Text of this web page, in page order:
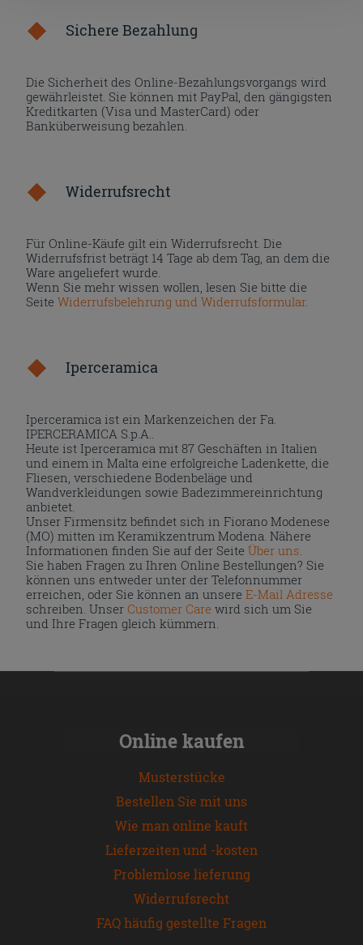
Sichere Bezahlung
Die Sicherheit des Online-Bezahlungsvorgangs wird
gewährleistet. Sie können mit PayPal, den gängigsten
Kreditkarten (Visa und MasterCard) oder
Banküberweisung bezahlen.
Widerrufsrecht
Für Online-Käufe gilt ein Widerrufsrecht. Die
Widerrufsfrist beträgt 14 Tage ab dem Tag, an dem die
Ware angeliefert wurde.
Wenn Sie mehr wissen wollen, lesen Sie bitte die
SeiteWiderrufsbelehrung und Widerrufsformular.
Iperceramica
Iperceramica ist ein Markenzeichen der Fa.
IPERCERAMICA S.p.A..
Heute ist Iperceramica mit 87 Geschäften in Italien
und einem in Malta eine erfolgreiche Ladenkette, die
Fliesen, verschiedene Bodenbeläge und
Wandverkleidungen sowie Badezimmereinrichtung
anbietet.
Unser Firmensitz befindet sich in Fiorano Modenese
(MO) mitten im Keramikzentrum Modena. Nähere
Informationen finden Sie auf der Seite Über uns
Sie haben Fragen zu Ihren Online Bestellungen? Sie
können uns entweder unter der Telefonnummer
erreichen, oder Sie können an unsereE-Mail Adresse
schreiben. UnserCustomer Care wird sich um Sie
und Ihre Fragen gleich kümmern.
Online kaufen
Musterstücke
Bestellen Sie mit uns
Wie man online kauft
Lieferzeiten und -kosten
Problemlose lieferung
Widerrufsrecht
FAQ häufig gestellte Fragen